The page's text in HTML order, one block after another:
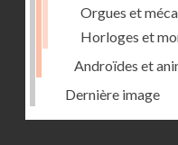
Orgues et
Horloges et
Androïdes et
Dernière image